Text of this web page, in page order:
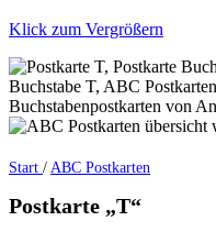
Klick zum Vergrößern
Start /ABC Postkarten
Postkarte „T“